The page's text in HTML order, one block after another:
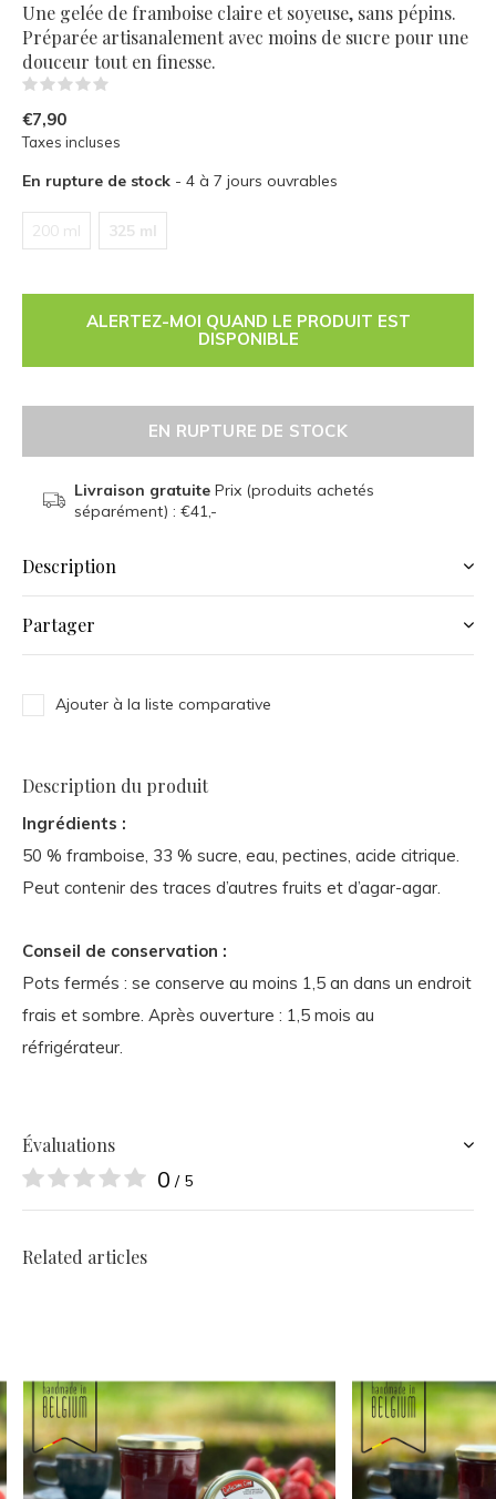
Une gelée de framboise claire et soyeuse, sans pépins.
Préparée artisanalement avec moins de sucre pour une
douceur tout en finesse.
€7,90
Taxes incluses
En rupture de stock - 4 à 7 jours ouvrables
200 ml 325 ml
ALERTEZ-MOI QUAND LE PRODUIT EST
DISPONIBLE
EN RUPTURE DE STOCK
Livraison gratuitePrix (produits achetés
séparément) : €41,-
Description
Partager
Ajouter à la liste comparative
Description du produit
Ingrédients :
50 % framboise, 33 % sucre, eau, pectines, acide citrique.
Peut contenir des traces d’autres fruits et d’agar-agar.
Conseil de conservation :
Pots fermés : se conserve au moins 1,5 an dans un endroit
frais et sombre. Après ouverture : 1,5 mois au
réfrigérateur.
Évaluations
0 / 5
Related articles